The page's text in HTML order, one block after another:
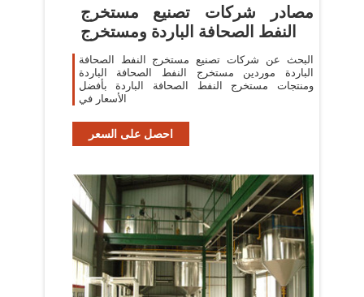
مصادر شركات تصنيع مستخرج
النفط الصحافة الباردة ومستخرج
البحث عن شركات تصنيع مستخرج النفط الصحافة
الباردة موردين مستخرج النفط الصحافة الباردة
ومنتجات مستخرج النفط الصحافة الباردة بأفضل
الأسعار في
احصل على السعر